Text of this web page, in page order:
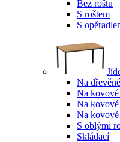
Bez roštu
S roštem
S
Na
Na
Na
Na
S oblými
Skládací